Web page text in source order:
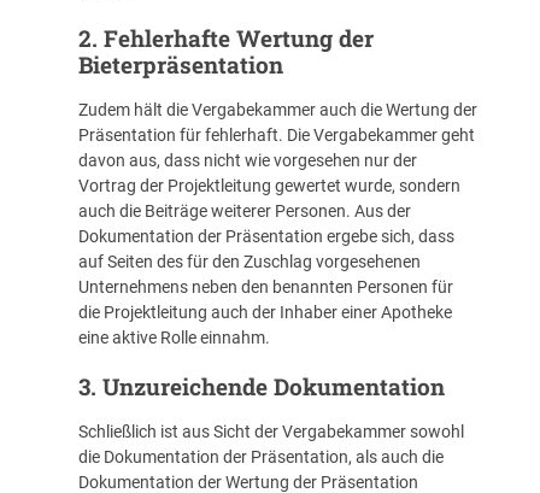
2. Fehlerhafte Wertung der
Bieterpräsentation
Zudem hält die Vergabekammer auch die Wertung der
Präsentation für fehlerhaft. Die Vergabekammer geht
davon aus, dass nicht wie vorgesehen nur der
Vortrag der Projektleitung gewertet wurde, sondern
auch die Beiträge weiterer Personen. Aus der
Dokumentation der Präsentation ergebe sich, dass
auf Seiten des für den Zuschlag vorgesehenen
Unternehmens neben den benannten Personen für
die Projektleitung auch der Inhaber einer Apotheke
eine aktive Rolle einnahm.
3. Unzureichende Dokumentation
Schließlich ist aus Sicht der Vergabekammer sowohl
die Dokumentation der Präsentation, als auch die
Dokumentation der Wertung der Präsentation